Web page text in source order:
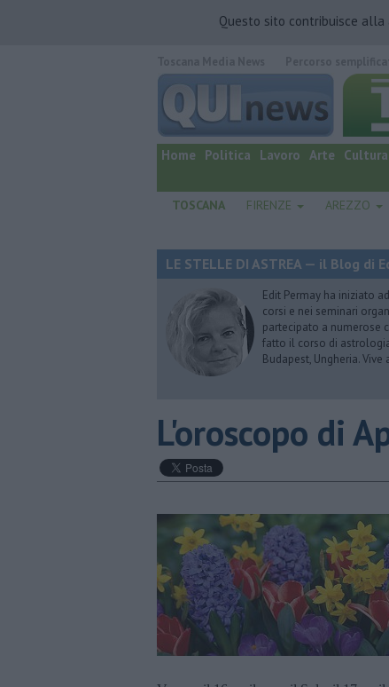
Questo sito contribuisce alla
quotidiano online.
Home Politica Lavoro Arte Cultura
TOSCANA FIRENZE AREZZO
LE STELLE DI ASTREA — il Blog di
Edit Permay ha iniziato
corsi e nei seminari
partecipato a numerose
fatto il corso di
Budapest, Ungheria. Vive
L'oroscopo di